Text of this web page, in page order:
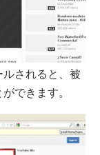
されると、被
できます。